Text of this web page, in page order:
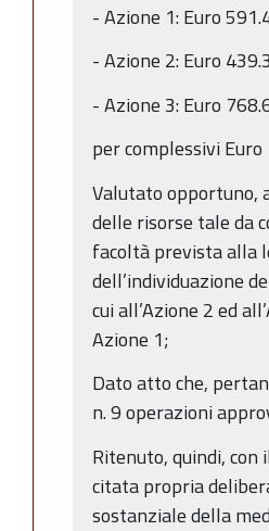
- Azione 1: Euro
- Azione 2: Euro
- Azione 3: Euro
per complessivi
Valutato opportuno,
delle risorse tale da
facoltà prevista alla
dell’individuazione
cui all’Azione 2 ed
Azione 1;
Dato atto che,
n. 9 operazioni
Ritenuto, quindi,
citata propria
sostanziale della